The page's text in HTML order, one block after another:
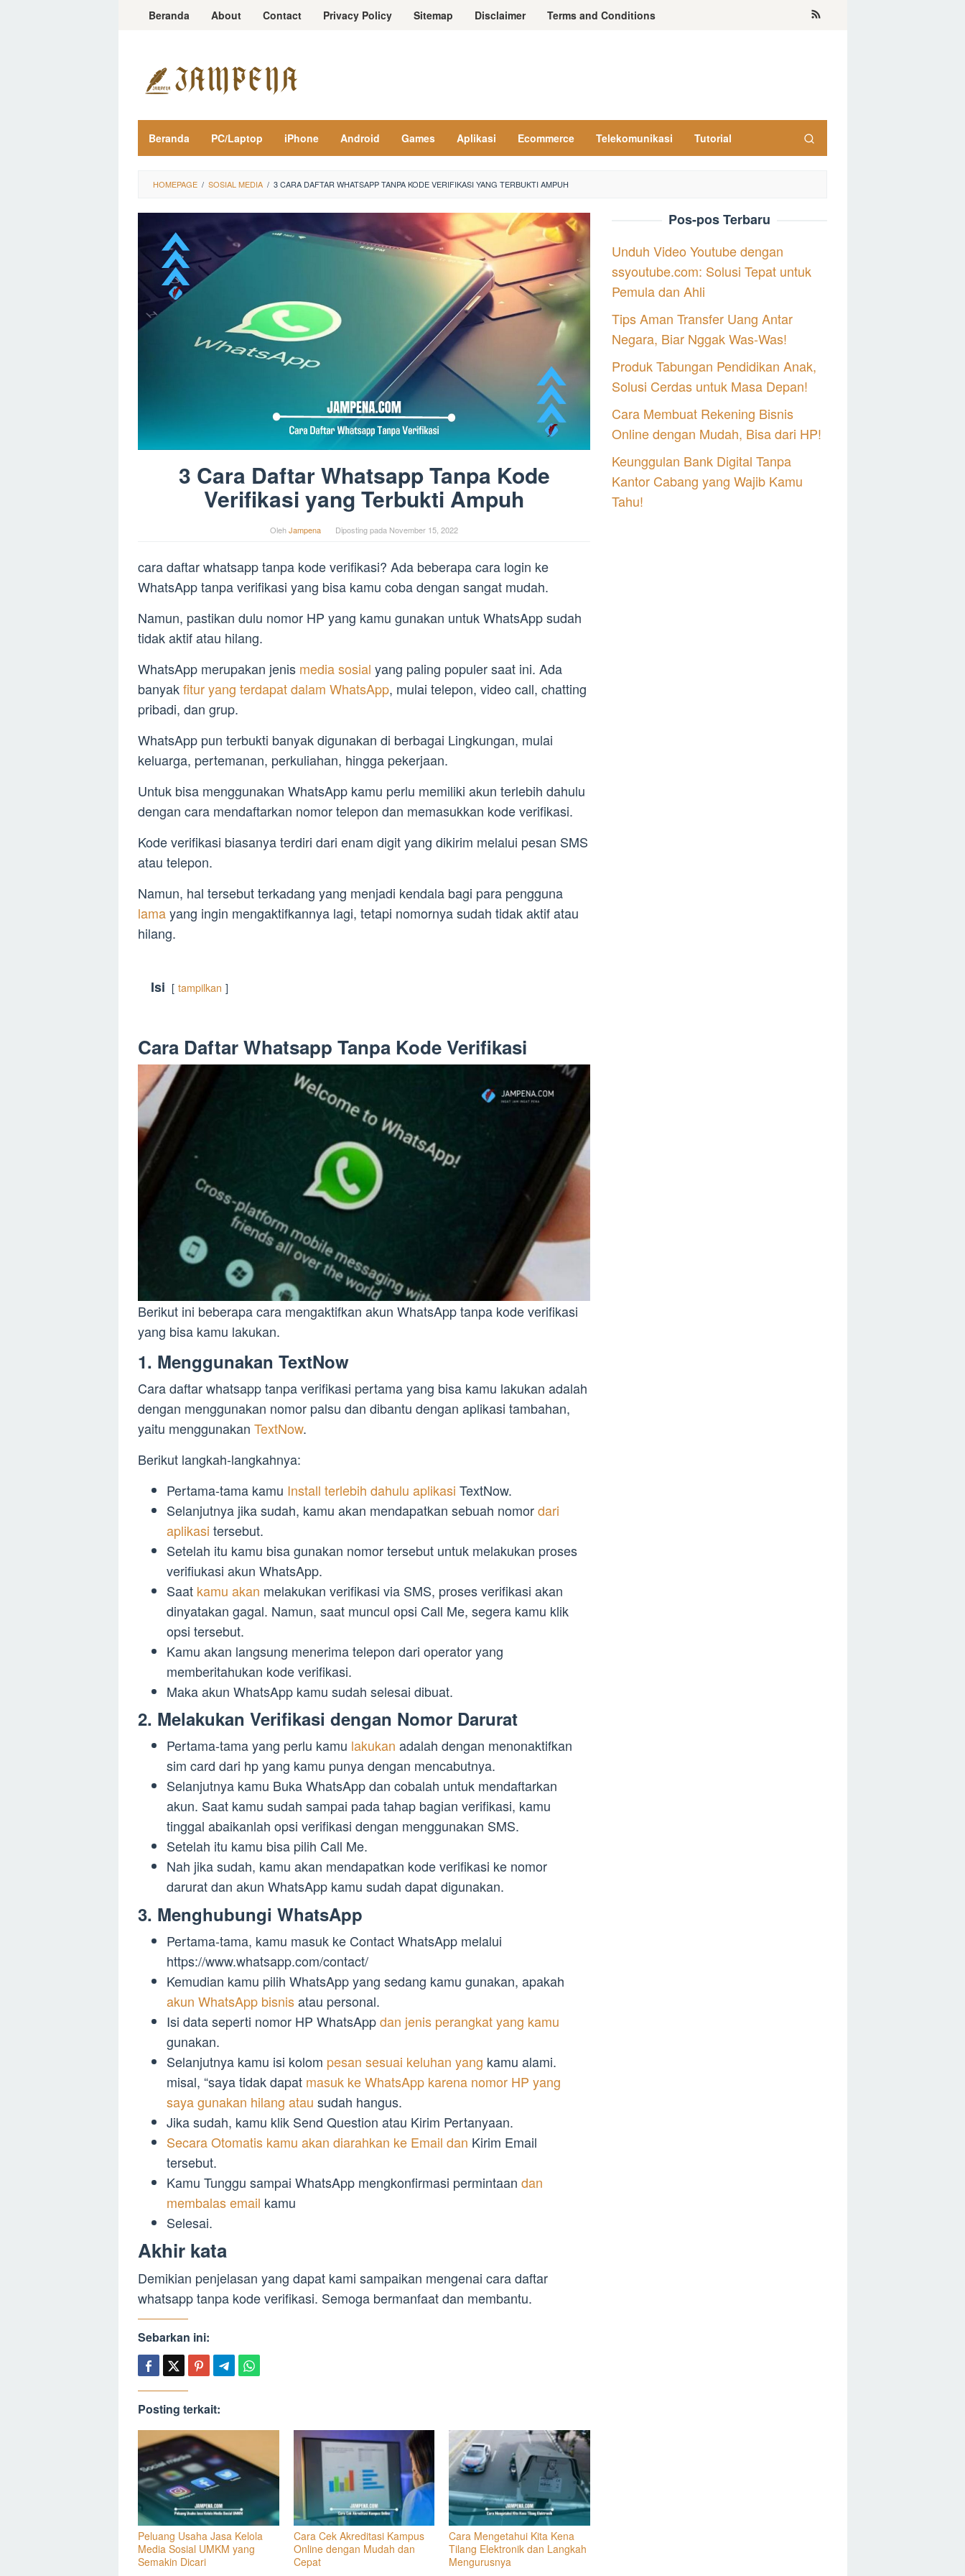
LoncatBeranda About Contact Privacy Policy Sitemap Disclaimer Terms and Conditions
Beranda PC/Laptop iPhone Android Games Aplikasi Ecommerce Telekomunikasi Tutorial
HOMEPAGE / SOSIAL MEDIA / 3 CARA DAFTAR WHATSAPP TANPA KODE VERIFIKASI YANG TERBUKTI AMPUH
3 Cara Daftar Whatsapp Tanpa Kode
Verifikasi yang Terbukti Ampuh
OlehJampena Diposting pada November 15, 2022
cara daftar whatsapp tanpa kode verifikasi? Ada beberapa cara login ke
WhatsApp tanpa verifikasi yang bisa kamu coba dengan sangat mudah.
Namun, pastikan dulu nomor HP yang kamu gunakan untuk WhatsApp sudah
tidak aktif atau hilang.
WhatsApp merupakan jenis media sosial yang paling populer saat ini. Ada
banyakfitur yang terdapat dalam WhatsApp, mulai telepon, video call, chatting
pribadi, dan grup.
WhatsApp pun terbukti banyak digunakan di berbagai Lingkungan, mulai
keluarga, pertemanan, perkuliahan, hingga pekerjaan.
Untuk bisa menggunakan WhatsApp kamu perlu memiliki akun terlebih dahulu
dengan cara mendaftarkan nomor telepon dan memasukkan kode verifikasi.
Kode verifikasi biasanya terdiri dari enam digit yang dikirim melalui pesan SMS
atau telepon.
Namun, hal tersebut terkadang yang menjadi kendala bagi para pengguna
lamayang ingin mengaktifkannya lagi, tetapi nomornya sudah tidak aktif atau
hilang.
Isi tampilkan
Cara Daftar Whatsapp Tanpa Kode Verifikasi
Berikut ini beberapa cara mengaktifkan akun WhatsApp tanpa kode verifikasi
yang bisa kamu lakukan.
1. Menggunakan TextNow
Cara daftar whatsapp tanpa verifikasi pertama yang bisa kamu lakukan adalah
dengan menggunakan nomor palsu dan dibantu dengan aplikasi tambahan,
yaitu menggunakan TextNow.
Berikut langkah-langkahnya:
Pertama-tama kamu Install terlebih dahulu aplikasi TextNow.
Selanjutnya jika sudah, kamu akan mendapatkan sebuah nomordari
aplikasi tersebut.
Setelah itu kamu bisa gunakan nomor tersebut untuk melakukan proses
verifiukasi akun WhatsApp.
Saat kamu akan melakukan verifikasi via SMS, proses verifikasi akan
dinyatakan gagal. Namun, saat muncul opsi Call Me, segera kamu klik
opsi tersebut.
Kamu akan langsung menerima telepon dari operator yang
memberitahukan kode verifikasi.
Maka akun WhatsApp kamu sudah selesai dibuat.
2. Melakukan Verifikasi dengan Nomor Darurat
Pertama-tama yang perlu kamu lakukan adalah dengan menonaktifkan
sim card dari hp yang kamu punya dengan mencabutnya.
Selanjutnya kamu Buka WhatsApp dan cobalah untuk mendaftarkan
akun. Saat kamu sudah sampai pada tahap bagian verifikasi, kamu
tinggal abaikanlah opsi verifikasi dengan menggunakan SMS.
Setelah itu kamu bisa pilih Call Me.
Nah jika sudah, kamu akan mendapatkan kode verifikasi ke nomor
darurat dan akun WhatsApp kamu sudah dapat digunakan.
3. Menghubungi WhatsApp
Pertama-tama, kamu masuk ke Contact WhatsApp melalui
https://www.whatsapp.com/contact/
Kemudian kamu pilih WhatsApp yang sedang kamu gunakan, apakah
akun WhatsApp bisnisatau personal.
Isi data seperti nomor HP WhatsAppdan jenis perangkat yang kamu
gunakan.
Selanjutnya kamu isi kolom pesan sesuai keluhan yang kamu alami.
misal, “saya tidak dapat masuk ke WhatsApp karena nomor HP yang
saya gunakan hilang atau sudah hangus.
Jika sudah, kamu klik Send Question atau Kirim Pertanyaan.
Secara Otomatis kamu akan diarahkan ke Email dan Kirim Email
tersebut.
Kamu Tunggu sampai WhatsApp mengkonfirmasi permintaan dan
membalas email kamu
Selesai.
Akhir kata
Demikian penjelasan yang dapat kami sampaikan mengenai cara daftar
whatsapp tanpa kode verifikasi. Semoga bermanfaat dan membantu.
Sebarkan ini:
Posting terkait:
Peluang Usaha Jasa Kelola
Media Sosial UMKM yang
Semakin Dicari
Cara Cek Akreditasi Kampus
Online dengan Mudah dan
Cepat
Cara Mengetahui Kita Kena
Tilang Elektronik dan Langkah
Mengurusnya
Pos-pos Terbaru
Unduh Video Youtube dengan
ssyoutube.com: Solusi Tepat untuk
Pemula dan Ahli
Tips Aman Transfer Uang Antar
Negara, Biar Nggak Was-Was!
Produk Tabungan Pendidikan Anak,
Solusi Cerdas untuk Masa Depan!
Cara Membuat Rekening Bisnis
Online dengan Mudah, Bisa dari HP!
Keunggulan Bank Digital Tanpa
Kantor Cabang yang Wajib Kamu
Tahu!